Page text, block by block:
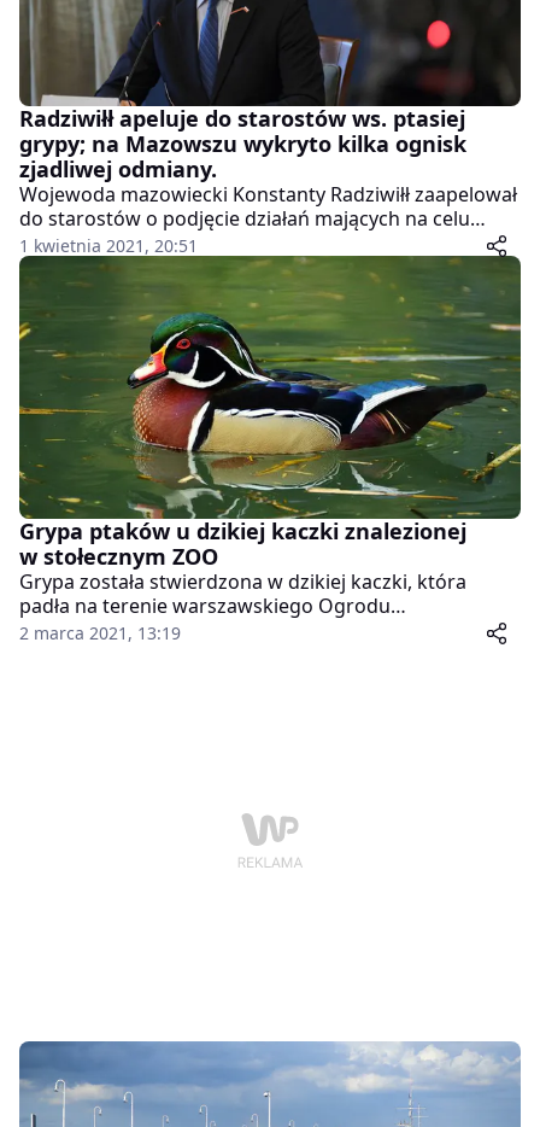
Radziwiłł apeluje do starostów ws. ptasiej
grypy; na Mazowszu wykryto kilka ognisk
zjadliwej odmiany.
Wojewoda mazowiecki Konstanty Radziwiłł zaapelował
do starostów o podjęcie działań mających na celu
ograniczyć do minimum możliwość rozprzestrzeniania
się grypy ptaków. Apel spowodowany jest
wystąpieniem kilku ognisk wysoce zjadliwej grypy
ptaków (HPAI) w Polsce, w tym potwierdzonych w
ostatnich dniach ogniskach w gospodarstwach w
powiecie żuromińskim.
1 kwietnia 2021, 20:51
Grypa ptaków u dzikiej kaczki znalezionej
w stołecznym ZOO
Grypa została stwierdzona w dzikiej kaczki, która
padła na terenie warszawskiego Ogrodu
Zoologicznego – poinformował we wtorek PAP Główny
2 marca 2021, 13:19